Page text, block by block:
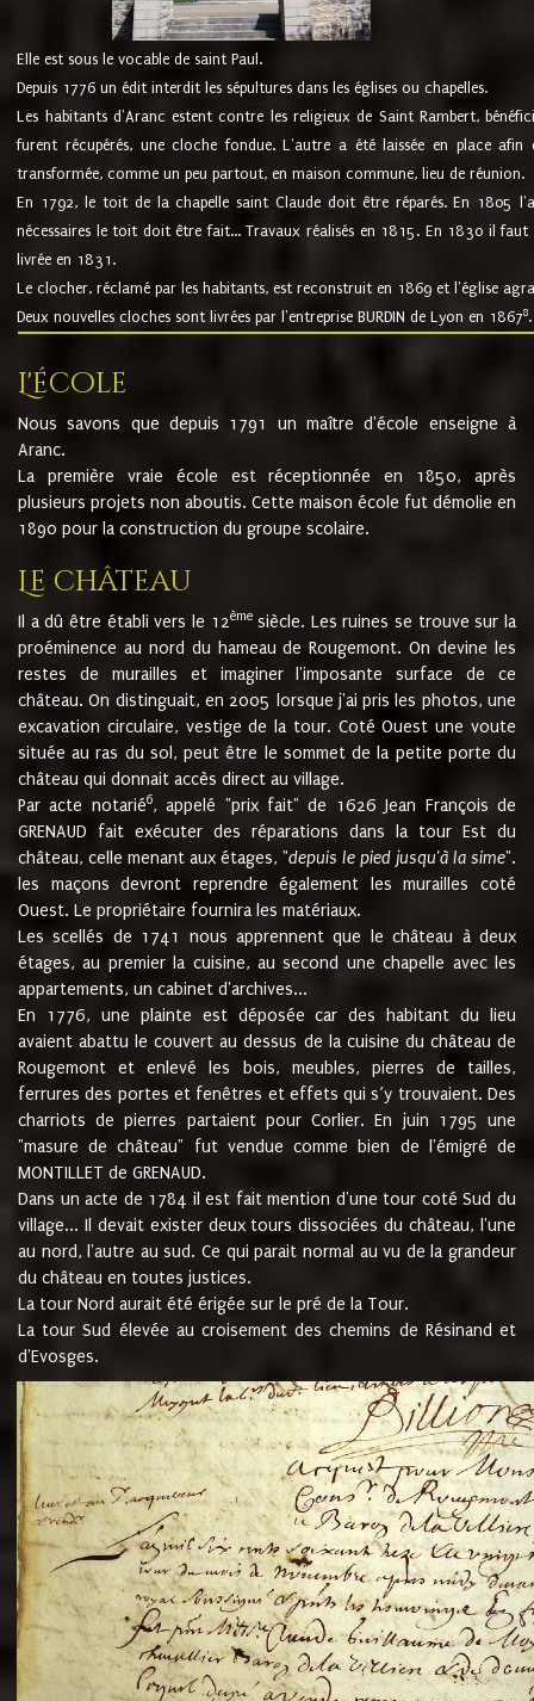
Elle est sous le vocable de saint Paul.
Depuis 1776 un édit interdit les sépultures dans les églises ou chapelles.
Les habitants d'Aranc estent contre les religieux de Saint Rambert,
furent récupérés, une cloche fondue. L'autre a été laissée en place
transformée, comme un peu partout, en maison commune, lieu de réunion.
En 1792, le toit de la chapelle saint Claude doit être réparés. En 1805
nécessaires le toit doit être fait... Travaux réalisés en 1815. En 1830 il
livrée en 1831.
Le clocher, réclamé par les habitants, est reconstruit en 1869 et l'église
Deux nouvelles cloches sont livrées par l'entreprise BURDIN de Lyon en 18678.
L'école
Nous savons que depuis 1791 un maître d'école enseigne à
Aranc.
La première vraie école est réceptionnée en 1850, après
plusieurs projets non aboutis. Cette maison école fut démolie en
1890 pour la construction du groupe scolaire.
Le château
Il a dû être établi vers le 12èmesiècle. Les ruines se trouve sur la
proéminence au nord du hameau de Rougemont. On devine les
restes de murailles et imaginer l'imposante surface de ce
château. On distinguait, en 2005 lorsque j'ai pris les photos, une
excavation circulaire, vestige de la tour. Coté Ouest une voute
située au ras du sol, peut être le sommet de la petite porte du
château qui donnait accès direct au village.
Par acte notarié6, appelé "prix fait" de 1626 Jean François de
GRENAUD fait exécuter des réparations dans la tour Est du
château, celle menant aux étages, "depuis le pied jusqu'à la sime".
les maçons devront reprendre également les murailles coté
Ouest. Le propriétaire fournira les matériaux.
Les scellés de 1741 nous apprennent que le château à deux
étages, au premier la cuisine, au second une chapelle avec les
appartements, un cabinet d'archives...
En 1776, une plainte est déposée car des habitant du lieu
avaient abattu le couvert au dessus de la cuisine du château de
Rougemont et enlevé les bois, meubles, pierres de tailles,
ferrures des portes et fenêtres et effets qui s’y trouvaient. Des
charriots de pierres partaient pour Corlier. En juin 1795 une
"masure de château" fut vendue comme bien de l'émigré de
MONTILLET de GRENAUD.
Dans un acte de 1784 il est fait mention d'une tour coté Sud du
village... Il devait exister deux tours dissociées du château, l'une
au nord, l'autre au sud. Ce qui parait normal au vu de la grandeur
du château en toutes justices.
La tour Nord aurait été érigée sur le pré de la Tour.
La tour Sud élevée au croisement des chemins de Résinand et
d'Evosges.